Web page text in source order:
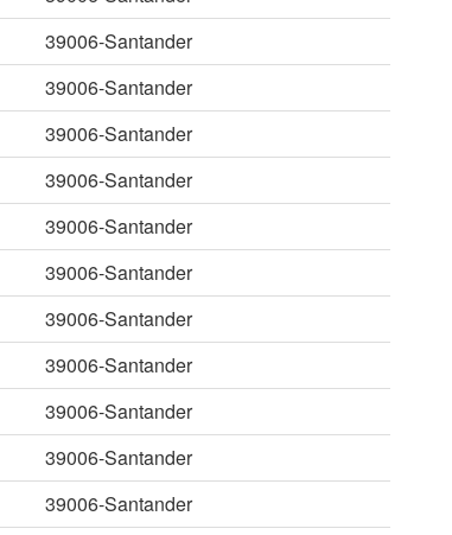
39006-Santander
39006-Santander
39006-Santander
39006-Santander
39006-Santander
39006-Santander
39006-Santander
39006-Santander
39006-Santander
39006-Santander
39006-Santander